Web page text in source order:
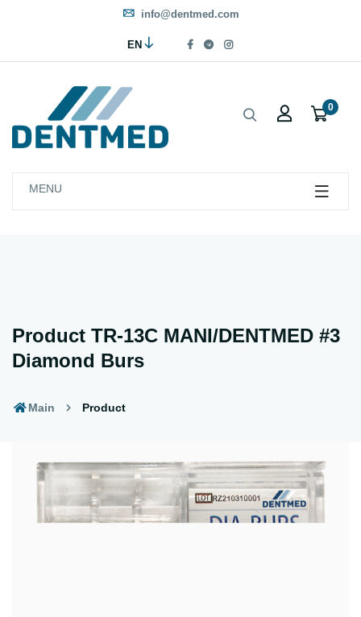
info@dentmed.com
EN
0
MENU
Product TR-13C MANI/DENTMED #3
Diamond Burs
Main Product